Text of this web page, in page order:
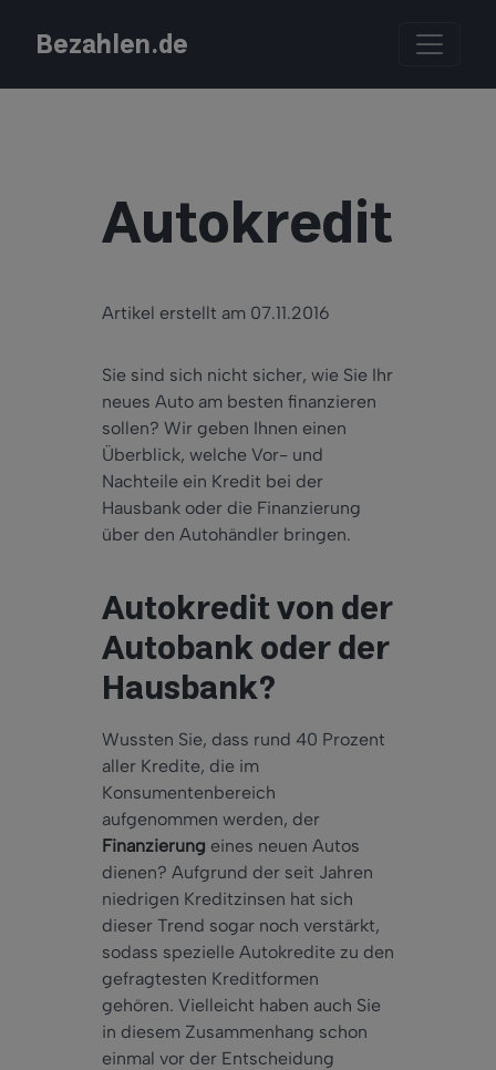
Bezahlen.de
Autokredit
Artikel erstellt am 07.11.2016
Sie sind sich nicht sicher, wie Sie Ihr
neues Auto am besten finanzieren
sollen? Wir geben Ihnen einen
Überblick, welche Vor- und
Nachteile ein Kredit bei der
Hausbank oder die Finanzierung
über den Autohändler bringen.
Autokredit von der
Autobank oder der
Hausbank?
Wussten Sie, dass rund 40 Prozent
aller Kredite, die im
Konsumentenbereich
aufgenommen werden, der
Finanzierung eines neuen Autos
dienen? Aufgrund der seit Jahren
niedrigen Kreditzinsen hat sich
dieser Trend sogar noch verstärkt,
sodass spezielle Autokredite zu den
gefragtesten Kreditformen
gehören. Vielleicht haben auch Sie
in diesem Zusammenhang schon
einmal vor der Entscheidung